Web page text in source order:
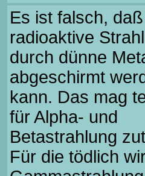
Es ist falsch, daß
radioaktive
durch dünne
abgeschirmt
kann. Das mag
für Alpha- und
Betastrahlung
Für die tödlich